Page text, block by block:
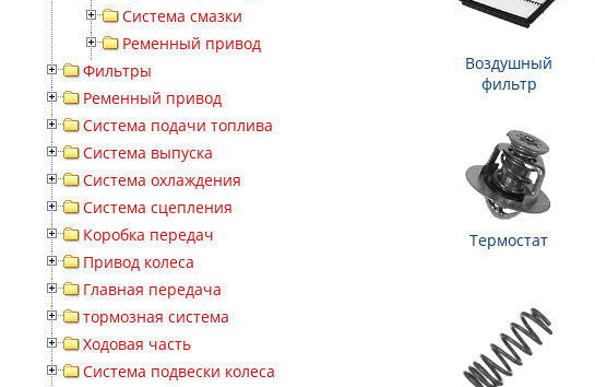
Система смазки
Ременный привод
Фильтры
Ременный привод
Система подачи топлива
Система выпуска
Система охлаждения
Система сцепления
Коробка передач
Привод колеса
Главная передача
тормозная система
Ходовая часть
Система подвески колеса
Воздушный
фильтр
Термостат